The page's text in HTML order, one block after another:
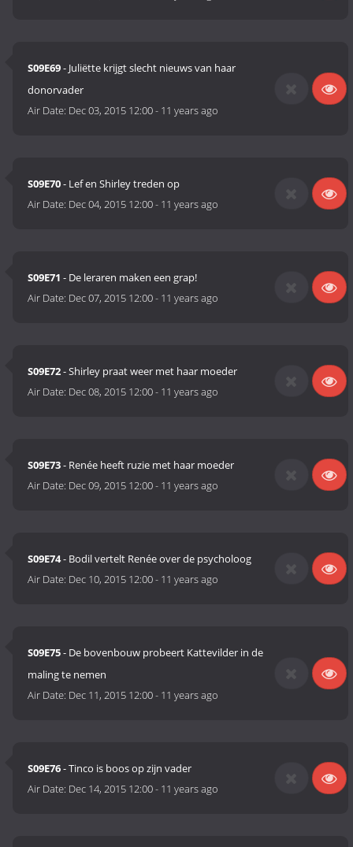
S09E69- Juliëtte krijgt slecht nieuws van haar
donorvader
Air Date: Dec 03, 2015 12:00- 11 years ago
S09E70- Lef en Shirley treden op
Air Date: Dec 04, 2015 12:00- 11 years ago
S09E71 - De leraren maken een grap!
Air Date: Dec 07, 2015 12:00- 11 years ago
S09E72- Shirley praat weer met haar moeder
Air Date: Dec 08, 2015 12:00- 11 years ago
S09E73- Renée heeft ruzie met haar moeder
Air Date: Dec 09, 2015 12:00- 11 years ago
S09E74- Bodil vertelt Renée over de psycholoog
Air Date: Dec 10, 2015 12:00- 11 years ago
S09E75- De bovenbouw probeert Kattevilder in de
maling te nemen
Air Date: Dec 11, 2015 12:00- 11 years ago
S09E76- Tinco is boos op zijn vader
Air Date: Dec 14, 2015 12:00- 11 years ago